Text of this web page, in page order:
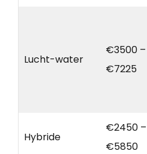
Lucht-water
€3500 –
€7225
Hybride
€2450 –
€5850